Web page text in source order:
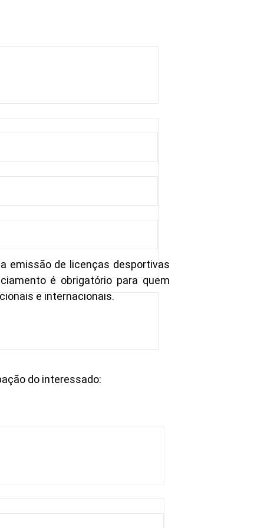
emissão de licenças desportivas
é obrigatório para quem
e internacionais.
do interessado: